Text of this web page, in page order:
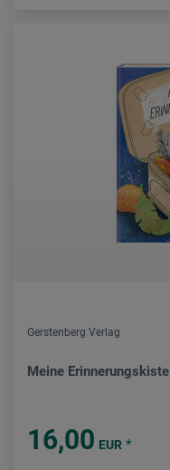
Gerstenberg Verlag
Meine Erinnerungskiste
16,00 EUR *